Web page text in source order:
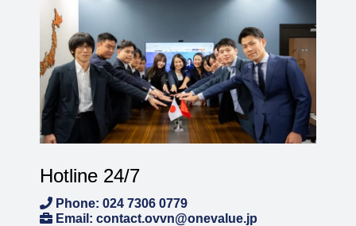
Hotline 24/7
Phone: 024 7306 0779
Email: contact.ovvn@onevalue.jp